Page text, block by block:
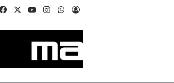
FacebookYou TubeInstagramWhatsApp
Accedi